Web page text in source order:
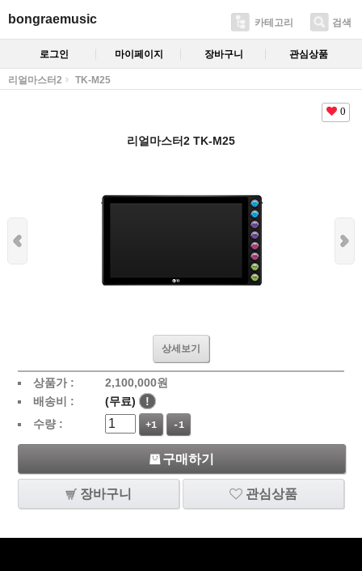
bongraemusic 카테고리 검색
로그인 마이페이지 장바구니 관심상품
리얼마스터2 TK-M25
0
리얼마스터2 TK-M25
상세보기
상품가 : 2,100,000원
배송비 :
(무료)
!
수량 :
+1 -1
구매하기
장바구니 관심상품